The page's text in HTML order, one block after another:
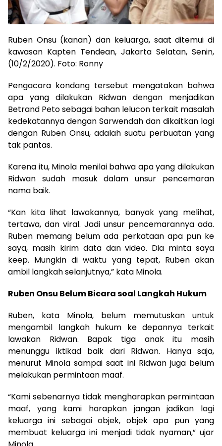
Ruben Onsu (kanan) dan keluarga, saat ditemui di
kawasan Kapten Tendean, Jakarta Selatan, Senin,
(10/2/2020). Foto: Ronny
Pengacara kondang tersebut mengatakan bahwa
apa yang dilakukan Ridwan dengan menjadikan
Betrand Peto sebagai bahan lelucon terkait masalah
kedekatannya dengan Sarwendah dan dikaitkan lagi
dengan Ruben Onsu, adalah suatu perbuatan yang
tak pantas.
Karena itu, Minola menilai bahwa apa yang dilakukan
Ridwan sudah masuk dalam unsur pencemaran
nama baik.
“Kan kita lihat lawakannya, banyak yang melihat,
tertawa, dan viral. Jadi unsur pencemarannya ada.
Ruben memang belum ada perkataan apa pun ke
saya, masih kirim data dan video. Dia minta saya
keep. Mungkin di waktu yang tepat, Ruben akan
ambil langkah selanjutnya,” kata Minola.
Ruben Onsu Belum Bicara soal Langkah Hukum
Ruben, kata Minola, belum memutuskan untuk
mengambil langkah hukum ke depannya terkait
lawakan Ridwan. Bapak tiga anak itu masih
menunggu iktikad baik dari Ridwan. Hanya saja,
menurut Minola sampai saat ini Ridwan juga belum
melakukan permintaan maaf.
“Kami sebenarnya tidak mengharapkan permintaan
maaf, yang kami harapkan jangan jadikan lagi
keluarga ini sebagai objek, objek apa pun yang
membuat keluarga ini menjadi tidak nyaman,” ujar